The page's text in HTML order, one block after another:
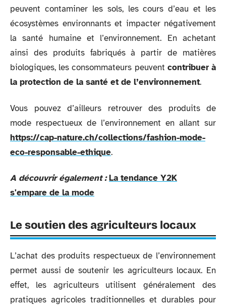
peuvent contaminer les sols, les cours d’eau et les
écosystèmes environnants et impacter négativement
la santé humaine et l’environnement. En achetant
ainsi des produits fabriqués à partir de matières
biologiques, les consommateurs peuvent contribuer à
la protection de la santé et de l’environnement.
Vous pouvez d’ailleurs retrouver des produits de
mode respectueux de l’environnement en allant sur
https://cap-nature.ch/collections/fashion-mode-
eco-responsable-ethique.
A découvrir également : La tendance Y2K
s'empare de la mode
Le soutien des agriculteurs locaux
L’achat des produits respectueux de l’environnement
permet aussi de soutenir les agriculteurs locaux. En
effet, les agriculteurs utilisent généralement des
pratiques agricoles traditionnelles et durables pour